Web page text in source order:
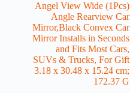
(1Pcs) Angel View Wide
Angle Rearview Car
Mirror,Black Convex Car
Mirror Installs in Seconds
and Fits Most Cars,
SUVs & Trucks, For Gift
‎3.18 x 30.48 x 15.24 cm;
172.37 G